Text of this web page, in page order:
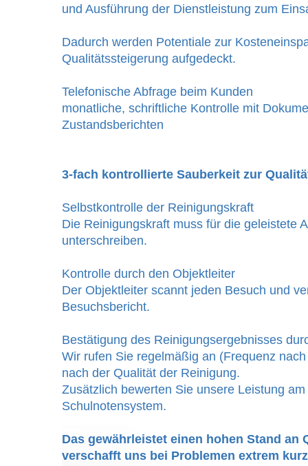
und Ausführung der Dienstleistung zum
Dadurch werden Potentiale zur
Qualitätssteigerung aufgedeckt.
Telefonische Abfrage beim Kunden
monatliche, schriftliche Kontrolle mit
Zustandsberichten
3-fach kontrollierte Sauberkeit zur
Selbstkontrolle der Reinigungskraft
Die Reinigungskraft muss für die geleistete
unterschreiben.
Kontrolle durch den Objektleiter
Der Objektleiter scannt jeden Besuch und
Besuchsbericht.
Bestätigung des Reinigungsergebnisses
Wir rufen Sie regelmäßig an (Frequenz
nach der Qualität der Reinigung.
Zusätzlich bewerten Sie unsere Leistung
Schulnotensystem.
Das gewährleistet einen hohen Stand an
verschafft uns bei Problemen extrem